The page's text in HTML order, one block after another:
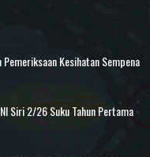
Kesihatan Sempena
Siri 2/26 Suku Tahun Pertama